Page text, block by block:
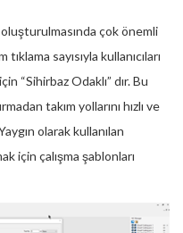
oluşturulmasında çok önemli
sayısıyla kullanıcıları
“Sihirbaz Odaklı” dır. Bu
takım yollarını hızlı ve
olarak kullanılan
için çalışma şablonları